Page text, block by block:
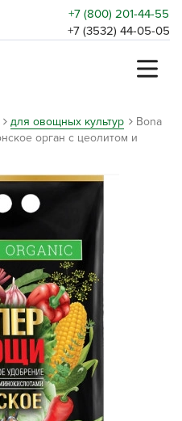
+7 (800) 201-44-55
+7 (3532) 44-05-05
для овощных культур
Bona
орган с цеолитом и